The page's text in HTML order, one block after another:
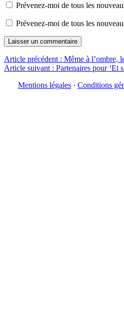
Prévenez-moi de tous les
Prévenez-moi de tous les
Navigation
de
l’article
Article précédent : Même à l’ombre,
Article suivant : Partenaires pour ‘Et
Mentions légales · Conditions